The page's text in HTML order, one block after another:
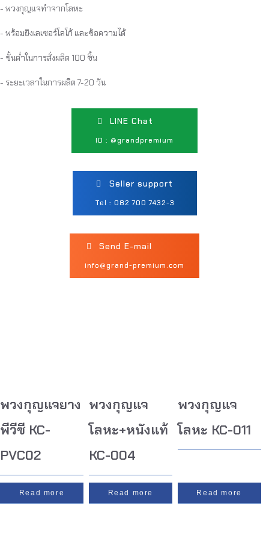
- พวงกุญแจทำจากโลหะ
- พร้อมยิงเลเซอร์โลโก้ และข้อความได้
- ขั้นต่ำในการสั่งผลิต 100 ชิ้น
- ระยะเวลาในการผลิต 7-20 วัน
LINE Chat
ID : @grandpremium
Seller support
Tel : 082 700 7432-3
Send E-mail
info@grand-premium.com
พวงกุญแจยาง
พีวีซี KC-
PVC02
Read more
พวงกุญแจ
โลหะ+หนังแท้
KC-004
Read more
พวงกุญแจ
โลหะ KC-011
Read more